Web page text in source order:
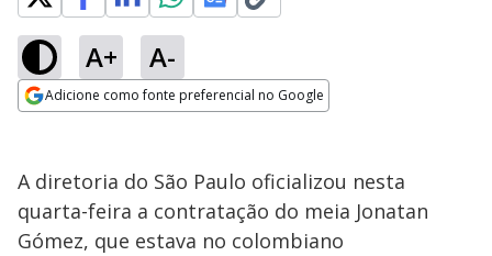
A+ A-
Adicione como fonte preferencial no Google
A diretoria do São Paulo oficializou nesta
quarta-feira a contratação do meia Jonatan
Gómez, que estava no colombiano